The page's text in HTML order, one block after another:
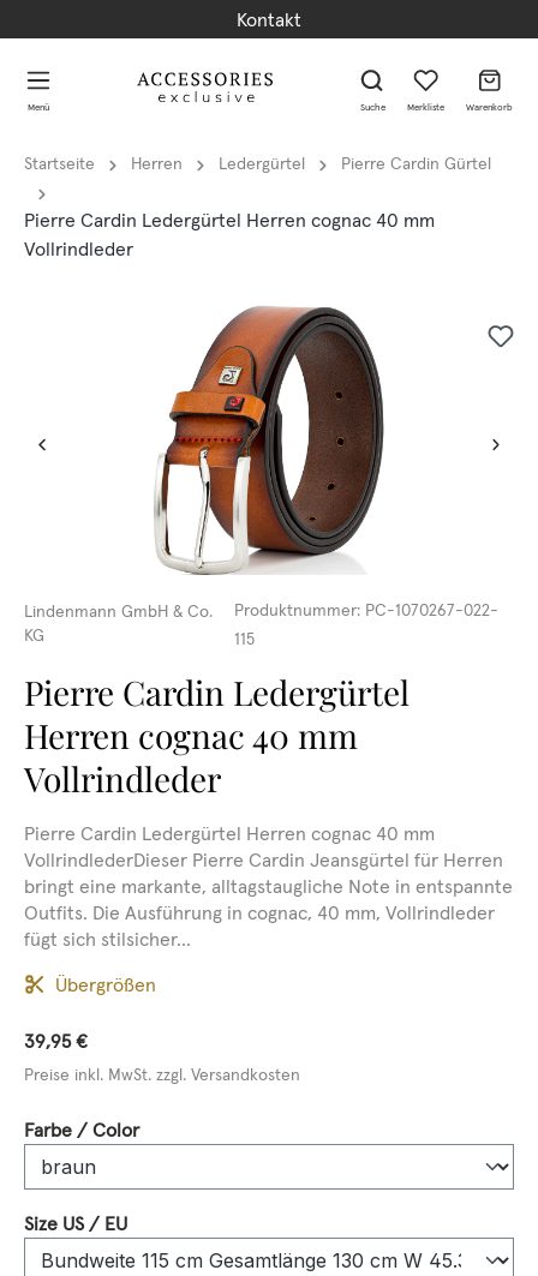
Kontakt
Menü Suche Merkliste Warenkorb
Startseite Herren Ledergürtel Pierre Cardin Gürtel
Pierre Cardin Ledergürtel Herren cognac 40 mm
Vollrindleder
Lindenmann GmbH & Co.
KG
Produktnummer: PC-1070267-022-
115
Pierre Cardin Ledergürtel
Herren cognac 40 mm
Vollrindleder
Pierre Cardin Ledergürtel Herren cognac 40 mm
VollrindlederDieser Pierre Cardin Jeansgürtel für Herren
bringt eine markante, alltagstaugliche Note in entspannte
Outfits. Die Ausführung in cognac, 40 mm, Vollrindleder
fügt sich stilsicher...
Übergrößen
39,95 €
Preise inkl. MwSt. zzgl. Versandkosten
Farbe / Colorauswählen
Size US / EUauswählen